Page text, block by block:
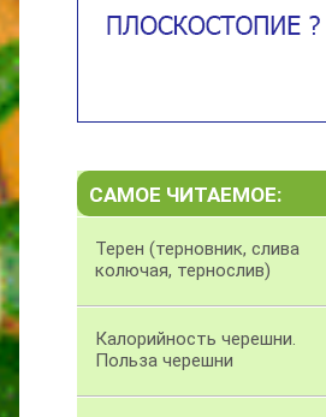
САМОЕ ЧИТАЕМОЕ:
Терен (терновник, слива
колючая, тернослив)
Калорийность черешни.
Польза черешни